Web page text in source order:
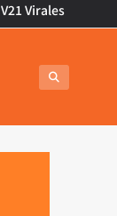
V21 Virales